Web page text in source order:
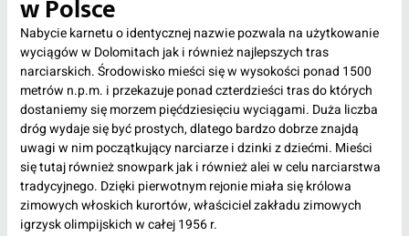
w Polsce
Nabycie karnetu o identycznej nazwie pozwala na użytkowanie
wyciągów w Dolomitach jak i również najlepszych tras
narciarskich. Środowisko mieści się w wysokości ponad 1500
metrów n.p.m. i przekazuje ponad czterdzieści tras do których
dostaniemy się morzem pięćdziesięciu wyciągami. Duża liczba
dróg wydaje się być prostych, dlatego bardzo dobrze znajdą
uwagi w nim początkujący narciarze i dzinki z dziećmi. Mieści
się tutaj również snowpark jak i również alei w celu narciarstwa
tradycyjnego. Dzięki pierwotnym rejonie miała się królowa
zimowych włoskich kurortów, właściciel zakładu zimowych
igrzysk olimpijskich w całej 1956 r.